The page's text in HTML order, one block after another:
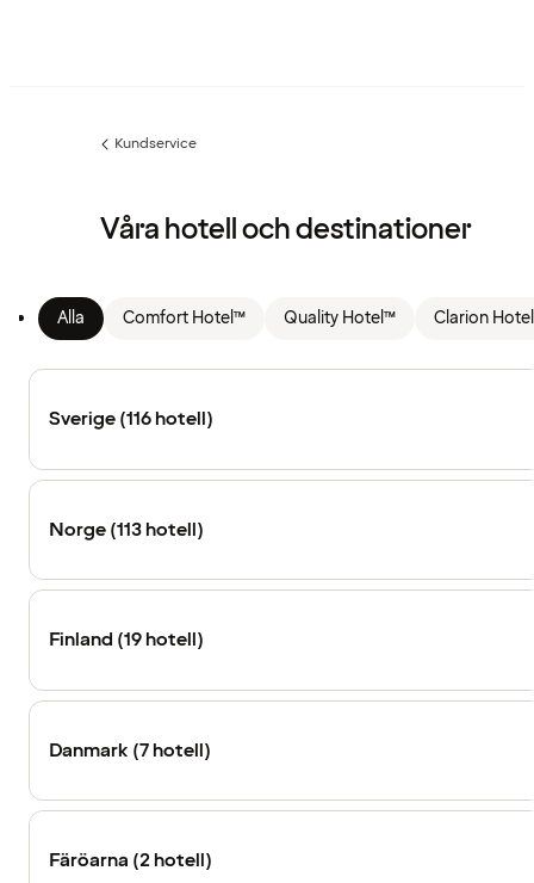
Föregående
Kundservice
Våra hotell och destinationer
Alla Comfort Hotel™ Quality Hotel™ Clarion
Sverige (116 hotell)
Norge (113 hotell)
Finland (19 hotell)
Danmark (7 hotell)
Färöarna (2 hotell)